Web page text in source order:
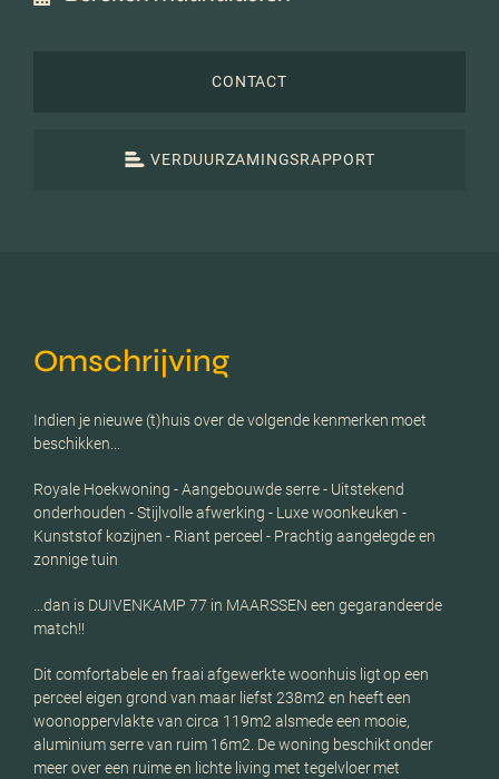
CONTACT
VERDUURZAMINGSRAPPORT
Omschrijving
Indien je nieuwe (t)huis over de volgende kenmerken moet
beschikken...
Royale Hoekwoning - Aangebouwde serre - Uitstekend
onderhouden - Stijlvolle afwerking - Luxe woonkeuken -
Kunststof kozijnen - Riant perceel - Prachtig aangelegde en
zonnige tuin
...dan is DUIVENKAMP 77 in MAARSSEN een gegarandeerde
match!!
Dit comfortabele en fraai afgewerkte woonhuis ligt op een
perceel eigen grond van maar liefst 238m2 en heeft een
woonoppervlakte van circa 119m2 alsmede een mooie,
aluminium serre van ruim 16m2. De woning beschikt onder
meer over een ruime en lichte living met tegelvloer met